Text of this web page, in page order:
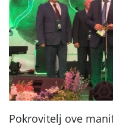
Pokrovitelj ove